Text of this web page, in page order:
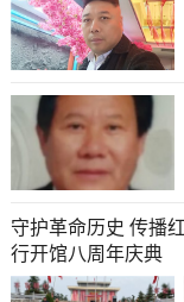
守护革命历史 传播
行开馆八周年庆典